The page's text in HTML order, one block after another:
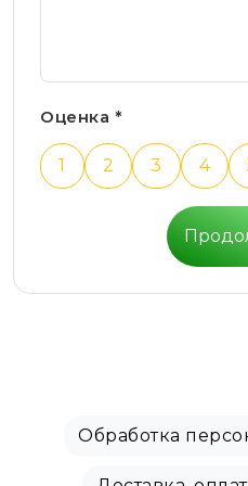
Оценка *
1 2 3 4
Обработка